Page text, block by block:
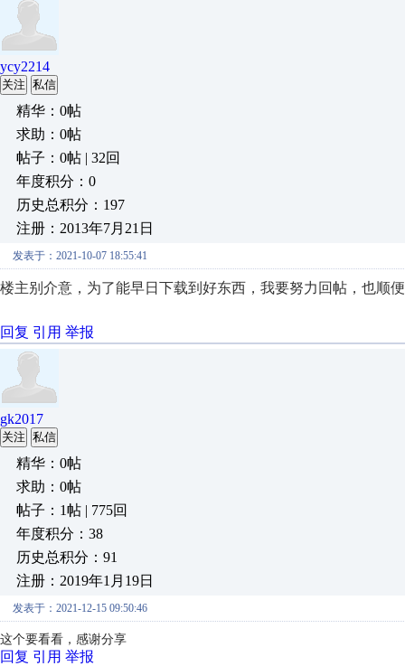
ycy2214
关注 私信
精华：0帖
求助：0帖
帖子：0帖 | 32回
年度积分：0
历史总积分：197
注册：2013年7月21日
发表于：2021-10-07 18:55:41
楼主别介意，为了能早日下载到好东西，我要努力回帖，也顺
回复 引用 举报
gk2017
关注 私信
精华：0帖
求助：0帖
帖子：1帖 | 775回
年度积分：38
历史总积分：91
注册：2019年1月19日
发表于：2021-12-15 09:50:46
这个要看看，感谢分享
回复 引用 举报